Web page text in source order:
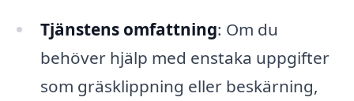
Tjänstens omfattning: Om du
behöver hjälp med enstaka uppgifter
som gräsklippning eller beskärning,